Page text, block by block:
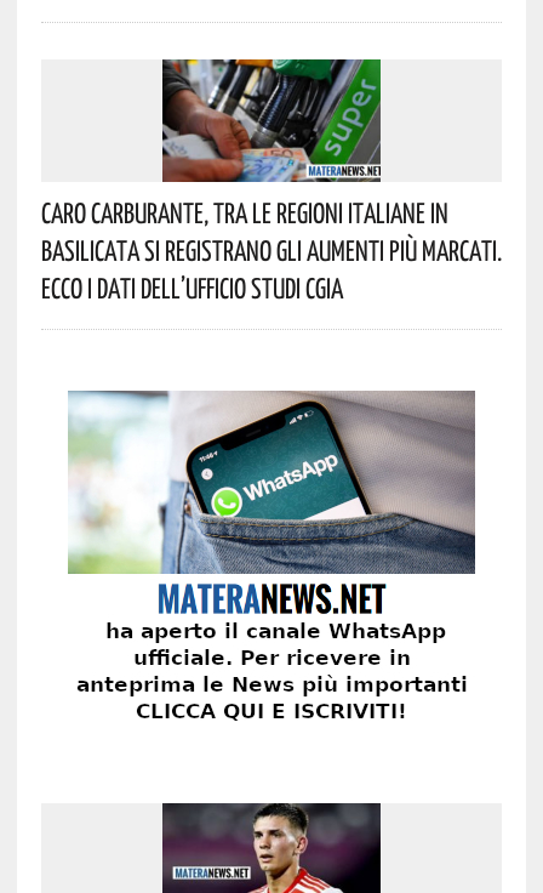
Caro Carburante, Tra Le Regioni Italiane In
Basilicata Si Registrano Gli Aumenti Più Marcati.
Ecco I Dati Dell’Ufficio Studi CGIA